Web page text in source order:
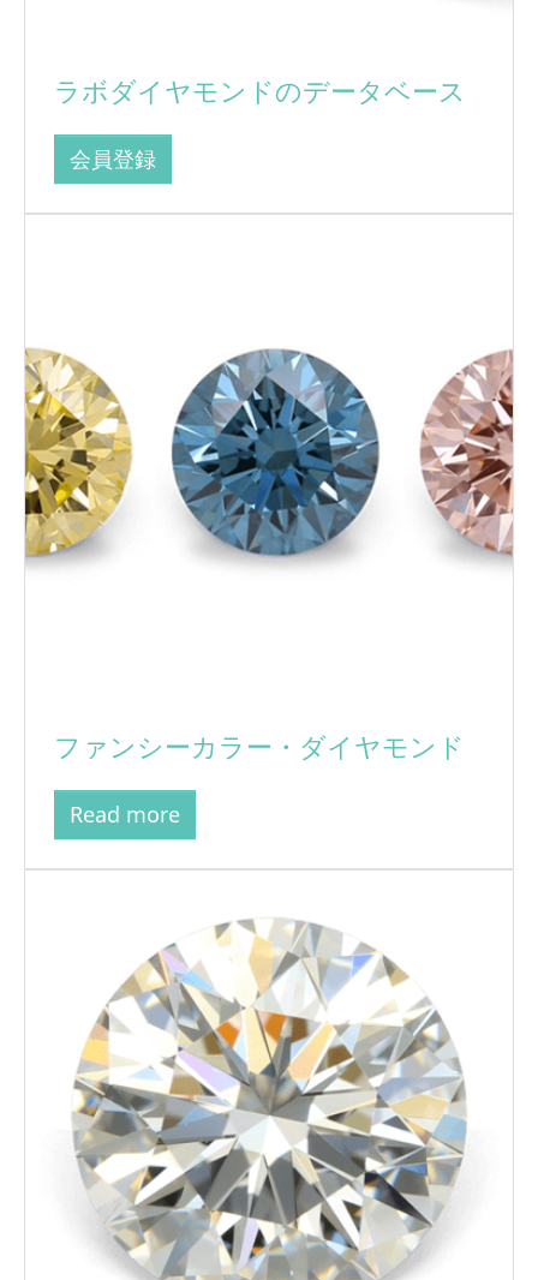
ラボダイヤモンドのデータベース
会員登録
ファンシーカラー・ダイヤモンド
Read more